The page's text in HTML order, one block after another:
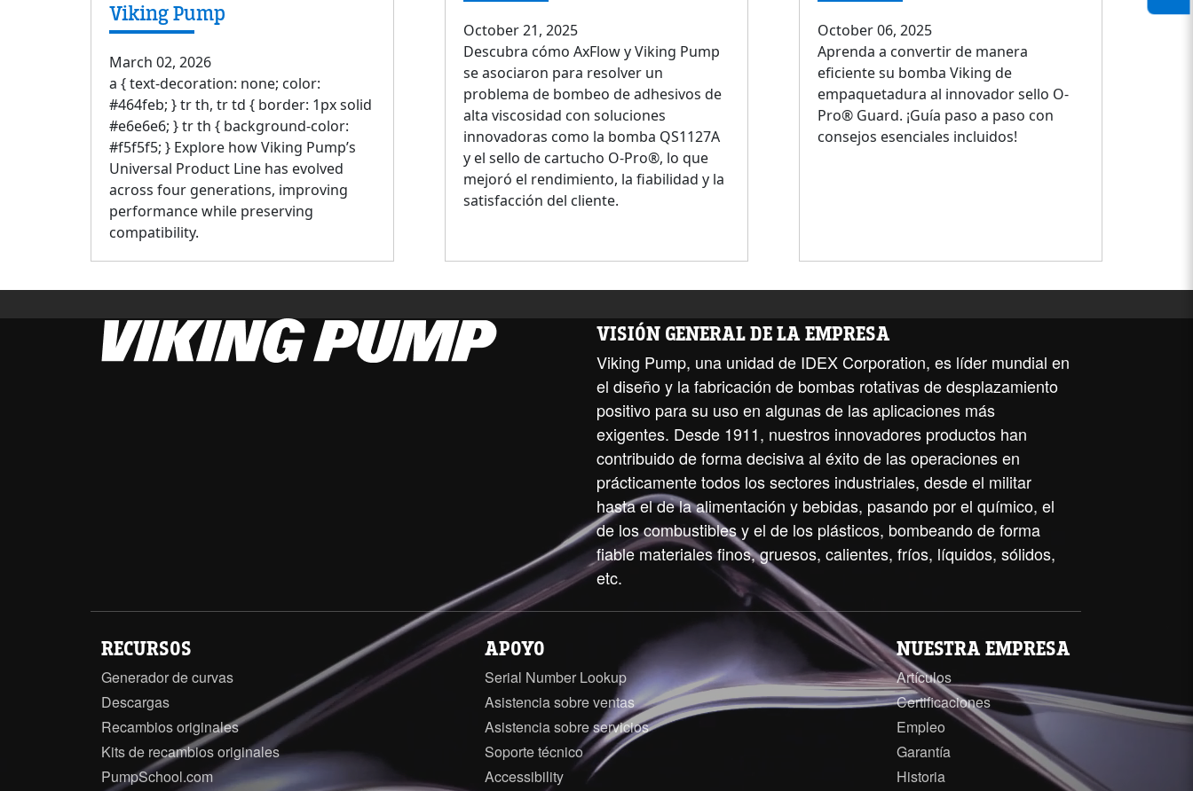
Viking Pump
March 02, 2026
a { text-decoration: none; color:
#464feb; } tr th, tr td { border: 1px solid
#e6e6e6; } tr th { background-color:
#f5f5f5; } Explore how Viking Pump’s
Universal Product Line has evolved
across four generations, improving
performance while preserving
compatibility.
October 21, 2025
Descubra cómo AxFlow y Viking Pump
se asociaron para resolver un
problema de bombeo de adhesivos de
alta viscosidad con soluciones
innovadoras como la bomba QS1127A
y el sello de cartucho O-Pro®, lo que
mejoró el rendimiento, la fiabilidad y la
satisfacción del cliente.
October 06, 2025
Aprenda a convertir de manera
eficiente su bomba Viking de
empaquetadura al innovador sello O-
Pro® Guard. ¡Guía paso a paso con
consejos esenciales incluidos!
VISIÓN GENERAL DE LA EMPRESA
Viking Pump, una unidad de IDEX Corporation, es líder mundial en
el diseño y la fabricación de bombas rotativas de desplazamiento
positivo para su uso en algunas de las aplicaciones más
exigentes. Desde 1911, nuestros innovadores productos han
contribuido de forma decisiva al éxito de las operaciones en
prácticamente todos los sectores industriales, desde el militar
hasta el de la alimentación y bebidas, pasando por el químico, el
de los combustibles y el de los plásticos, bombeando de forma
fiable materiales finos, gruesos, calientes, fríos, líquidos, sólidos,
etc.
RECURSOS
Generador de curvas
Descargas
Recambios originales
Kits de recambios originales
PumpSchool.com
APOYO
Serial Number Lookup
Asistencia sobre ventas
Asistencia sobre servicios
Soporte técnico
Accessibility
NUESTRA EMPRESA
Artículos
Certificaciones
Empleo
Garantía
Historia